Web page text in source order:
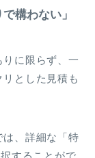
構わない」
に限らず、一
とした見積も
は、詳細な「特
することがで